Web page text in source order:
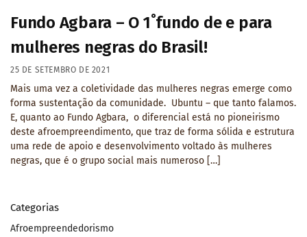
Fundo Agbara – O 1˚fundo de e para
mulheres negras do Brasil!
25 DE SETEMBRO DE 2021
Mais uma vez a coletividade das mulheres negras emerge como
forma sustentação da comunidade. Ubuntu – que tanto falamos.
E, quanto ao Fundo Agbara, o diferencial está no pioneirismo
deste afroempreendimento, que traz de forma sólida e estrutura
uma rede de apoio e desenvolvimento voltado às mulheres
negras, que é o grupo social mais numeroso […]
Categorias
Afroempreendedorismo